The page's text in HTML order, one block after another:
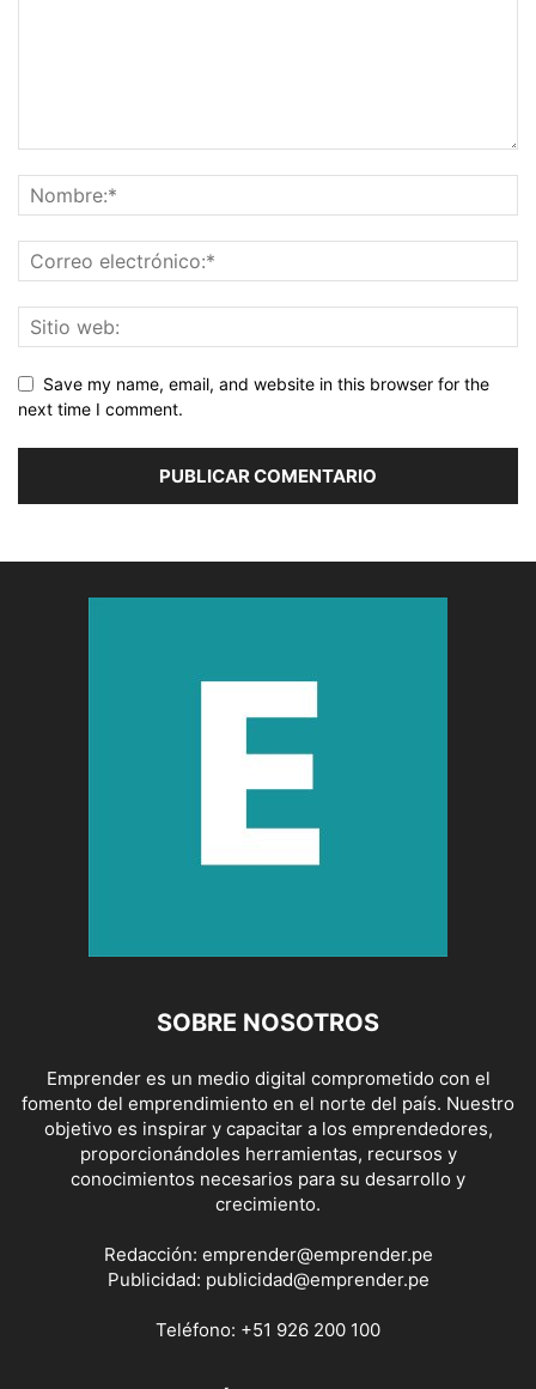
Save my name, email, and website in this browser for the
next time I comment.
SOBRE NOSOTROS
Emprender es un medio digital comprometido con el
fomento del emprendimiento en el norte del país. Nuestro
objetivo es inspirar y capacitar a los emprendedores,
proporcionándoles herramientas, recursos y
conocimientos necesarios para su desarrollo y
crecimiento.
Redacción: emprender@emprender.pe
Publicidad: publicidad@emprender.pe
Teléfono: +51 926 200 100